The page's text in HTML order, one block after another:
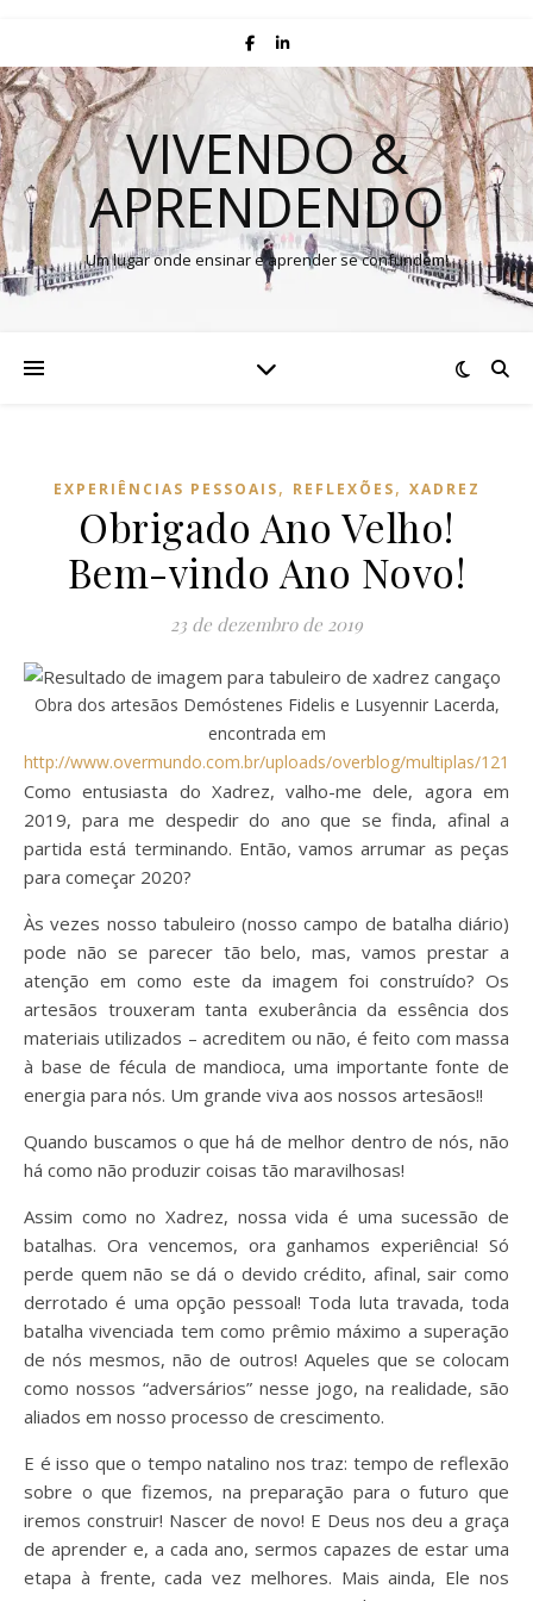
VIVENDO &
APRENDENDO
Um lugar onde ensinar e aprender se confundem!
EXPERIÊNCIAS PESSOAIS, REFLEXÕES, XADREZ
Obrigado Ano Velho!
Bem-vindo Ano Novo!
23 de dezembro de 2019
Obra dos artesãos Demóstenes Fidelis e Lusyennir Lacerda,
encontrada em
http://www.overmundo.com.br/uploads/overblog/multiplas/
Como entusiasta do Xadrez, valho-me dele, agora em
2019, para me despedir do ano que se finda, afinal a
partida está terminando. Então, vamos arrumar as peças
para começar 2020?
Às vezes nosso tabuleiro (nosso campo de batalha diário)
pode não se parecer tão belo, mas, vamos prestar a
atenção em como este da imagem foi construído? Os
artesãos trouxeram tanta exuberância da essência dos
materiais utilizados – acreditem ou não, é feito com massa
à base de fécula de mandioca, uma importante fonte de
energia para nós. Um grande viva aos nossos artesãos!!
Quando buscamos o que há de melhor dentro de nós, não
há como não produzir coisas tão maravilhosas!
Assim como no Xadrez, nossa vida é uma sucessão de
batalhas. Ora vencemos, ora ganhamos experiência! Só
perde quem não se dá o devido crédito, afinal, sair como
derrotado é uma opção pessoal! Toda luta travada, toda
batalha vivenciada tem como prêmio máximo a superação
de nós mesmos, não de outros! Aqueles que se colocam
como nossos “adversários” nesse jogo, na realidade, são
aliados em nosso processo de crescimento.
E é isso que o tempo natalino nos traz: tempo de reflexão
sobre o que fizemos, na preparação para o futuro que
iremos construir! Nascer de novo! E Deus nos deu a graça
de aprender e, a cada ano, sermos capazes de estar uma
etapa à frente, cada vez melhores. Mais ainda, Ele nos